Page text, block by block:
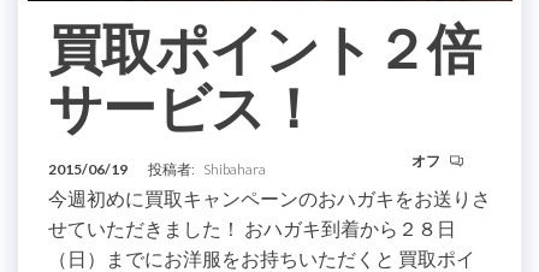
買取ポイント２倍
サービス！
2015/06/19 投稿者: Shibahara オフ
今週初めに買取キャンペーンのおハガキをお送りさ
せていただきました！ おハガキ到着から２８日
（日）までにお洋服をお持ちいただくと 買取ポイ